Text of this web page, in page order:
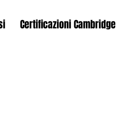
Certificazioni Cambridge